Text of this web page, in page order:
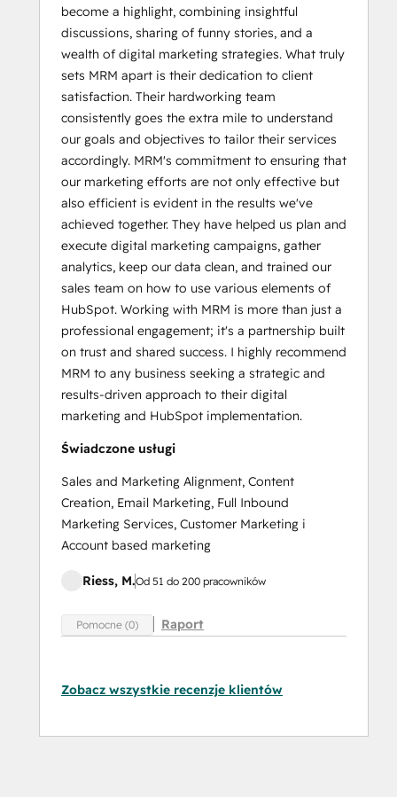
become a highlight, combining insightful
discussions, sharing of funny stories, and a
wealth of digital marketing strategies. What truly
sets MRM apart is their dedication to client
satisfaction. Their hardworking team
consistently goes the extra mile to understand
our goals and objectives to tailor their services
accordingly. MRM's commitment to ensuring that
our marketing efforts are not only effective but
also efficient is evident in the results we've
achieved together. They have helped us plan and
execute digital marketing campaigns, gather
analytics, keep our data clean, and trained our
sales team on how to use various elements of
HubSpot. Working with MRM is more than just a
professional engagement; it's a partnership built
on trust and shared success. I highly recommend
MRM to any business seeking a strategic and
results-driven approach to their digital
marketing and HubSpot implementation.
Świadczone usługi
Sales and Marketing Alignment, Content
Creation, Email Marketing, Full Inbound
Marketing Services, Customer Marketing i
Account based marketing
Riess, M.Od 51 do 200 pracowników
Pomocne (0) Raport
Zobacz wszystkie recenzje klientów